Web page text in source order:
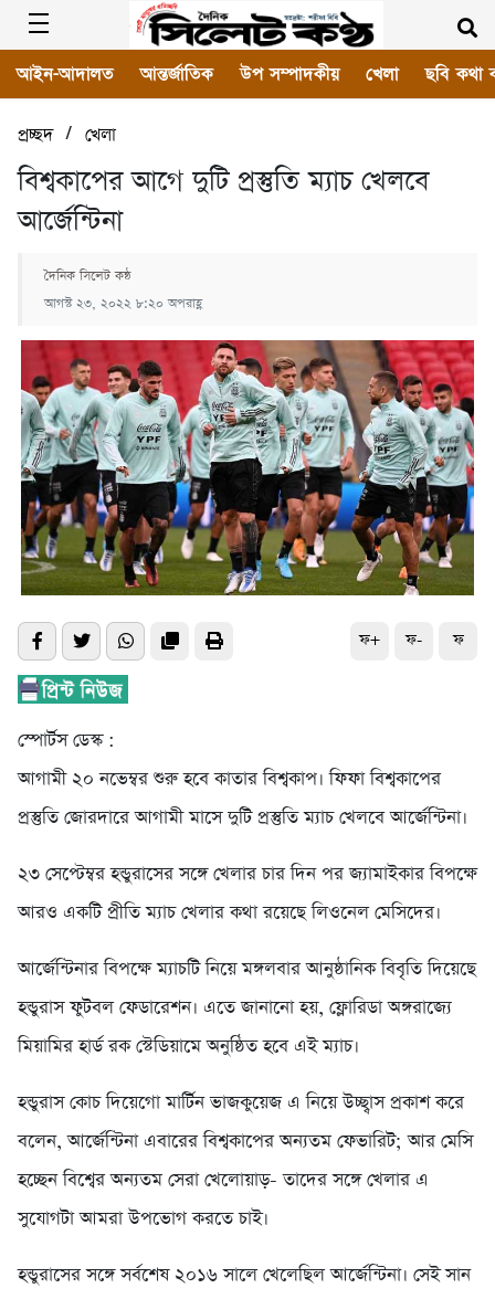
আইন-আদালত আন্তর্জাতিক উপ সম্পাদকীয় খেলা ছবি কথা
প্রচ্ছদ/ খেলা
বিশ্বকাপের আগে দুটি প্রস্তুতি ম্যাচ খেলবে
আর্জেন্টিনা
দৈনিক সিলেট কন্ঠ
আগস্ট ২৩, ২০২২ ৮:২০ অপরাহ্ণ
ফ+ ফ- ফ
স্পোর্টস ডেস্ক :
আগামী ২০ নভেম্বর শুরু হবে কাতার বিশ্বকাপ। ফিফা বিশ্বকাপের
প্রস্তুতি জোরদারে আগামী মাসে দুটি প্রস্তুতি ম্যাচ খেলবে আর্জেন্টিনা।
২৩ সেপ্টেম্বর হন্ডুরাসের সঙ্গে খেলার চার দিন পর জ্যামাইকার বিপক্ষে
আরও একটি প্রীতি ম্যাচ খেলার কথা রয়েছে লিওনেল মেসিদের।
আর্জেন্টিনার বিপক্ষে ম্যাচটি নিয়ে মঙ্গলবার আনুষ্ঠানিক বিবৃতি দিয়েছে
হন্ডুরাস ফুটবল ফেডারেশন। এতে জানানো হয়, ফ্লোরিডা অঙ্গরাজ্যে
মিয়ামির হার্ড রক স্টেডিয়ামে অনুষ্ঠিত হবে এই ম্যাচ।
হন্ডুরাস কোচ দিয়েগো মার্টিন ভাজকুয়েজ এ নিয়ে উচ্ছ্বাস প্রকাশ করে
বলেন, আর্জেন্টিনা এবারের বিশ্বকাপের অন্যতম ফেভারিট; আর মেসি
হচ্ছেন বিশ্বের অন্যতম সেরা খেলোয়াড়- তাদের সঙ্গে খেলার এ
সুযোগটা আমরা উপভোগ করতে চাই।
হন্ডুরাসের সঙ্গে সর্বশেষ ২০১৬ সালে খেলেছিল আর্জেন্টিনা। সেই সান